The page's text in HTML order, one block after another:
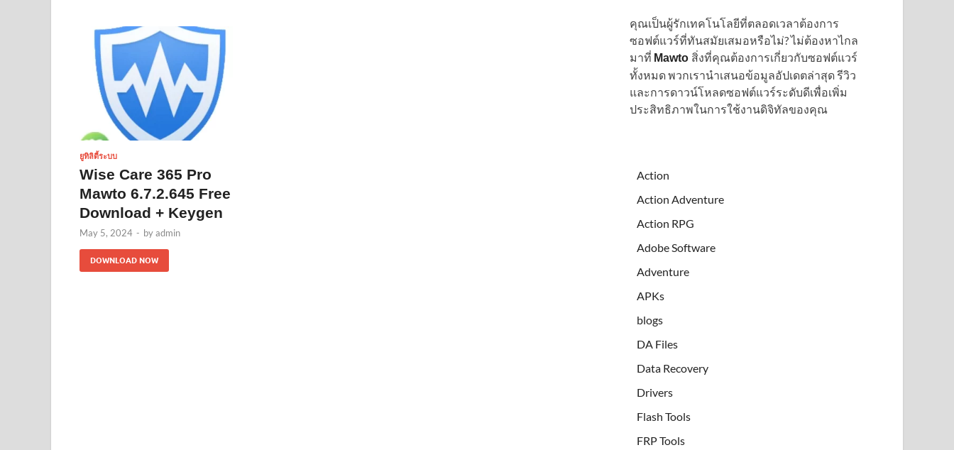
ยูทิลิตี้ระบบ
Wise Care 365 Pro
Mawto 6.7.2.645 Free
Download + Keygen
May 5, 2024 - byadmin
DOWNLOAD NOW
คุณเป็นผู้รักเทคโนโลยีที่ตลอดเวลาต้องการ
ซอฟต์แวร์ที่ทันสมัยเสมอหรือไม่? ไม่ต้องหาไกล
มาที่ Mawto สิ่งที่คุณต้องการเกี่ยวกับซอฟต์แวร์
ทั้งหมด พวกเรานำเสนอข้อมูลอัปเดตล่าสุด รีวิว
และการดาวน์โหลดซอฟต์แวร์ระดับดีเพื่อเพิ่ม
ประสิทธิภาพในการใช้งานดิจิทัลของคุณ
Action
Action Adventure
Action RPG
Adobe Software
Adventure
APKs
blogs
DA Files
Data Recovery
Drivers
Flash Tools
FRP Tools